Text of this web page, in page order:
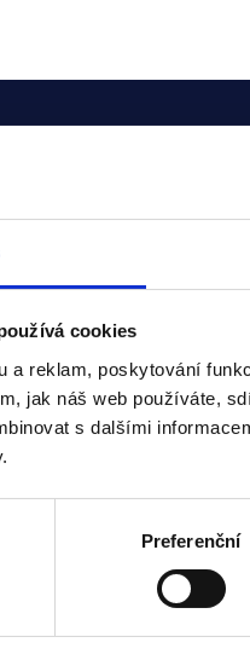
cookies
a reklam, poskytování
jak náš web používáte,
s dalšími
Preferenční
Vaše cesta ke
% majitelů, se kterými
o